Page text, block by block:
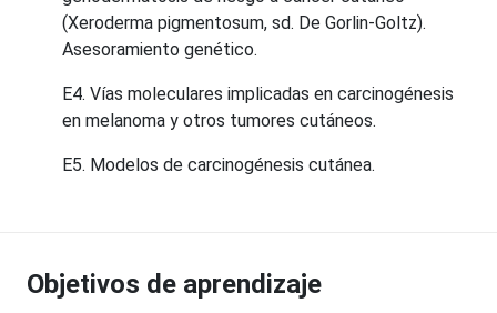
(Xeroderma pigmentosum, sd. De Gorlin-Goltz).
Asesoramiento genético.
E4. Vías moleculares implicadas en carcinogénesis
en melanoma y otros tumores cutáneos.
E5. Modelos de carcinogénesis cutánea.
Objetivos de aprendizaje